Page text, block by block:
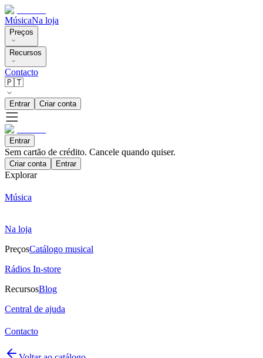
MúsicaNa loja
Preços
Recursos
Contacto
🇵🇹
Entrar Criar conta
Entrar
Sem cartão de crédito. Cancele quando quiser.
Criar conta Entrar
Explorar
Música
Na loja
PreçosCatálogo musical
Rádios In-store
RecursosBlog
Central de ajuda
Contacto